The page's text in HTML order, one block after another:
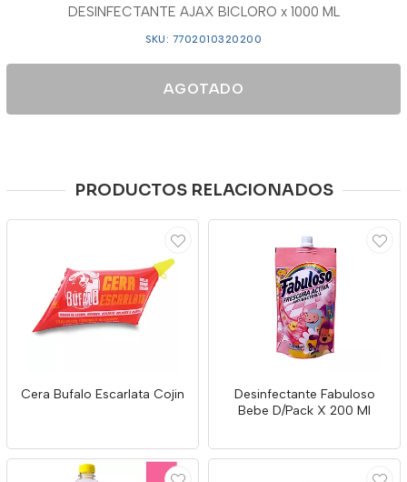
DESINFECTANTE AJAX BICLORO x 1000 ML
SKU: 7702010320200
AGOTADO
PRODUCTOS RELACIONADOS
Cera Bufalo Escarlata Cojin
Desinfectante Fabuloso
Bebe D/Pack X 200 Ml